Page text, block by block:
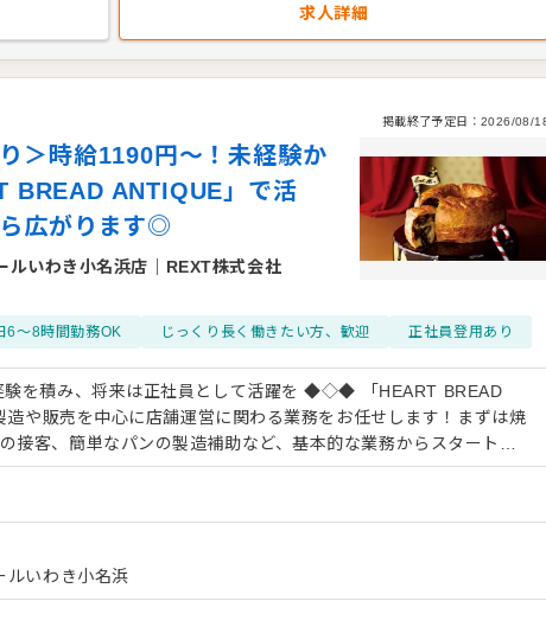
求人詳細
掲載終了予定日： 2026/08/
＞時給1190円～！未経験か
BREAD ANTIQUE」で活
広がります◎
ルいわき小名浜店
REXT株式会社
6～8時間勤務OK じっくり長く働きたい方、歓迎 正社員登用あり
を積み、将来は正社員として活躍を ◆◇◆ 「HEART BREAD
や販売を中心に店舗運営に関わる業務をお任せします！まずは焼
接客、簡単なパンの製造補助など、基本的な業務からスタート。
えながら、少しずつできることを増やしていきます◎ 「マジカ
する個性豊かなパンが並ぶANTIQUEの店舗は、訪れるだけでワク
フみんなでつくり上げていきましょう！ 慣れてきたら、売
、スタッフ同士の連携など、よりお店づくりに関わる業務にも挑
みながら経験を積み、ゆくゆくは正社員、そして店長候補として
の魅力は、チームで協力しながらお店
ッフ同士の距離も近く、声をかけ合いながら働ける温かい雰囲気
ルいわき小名浜